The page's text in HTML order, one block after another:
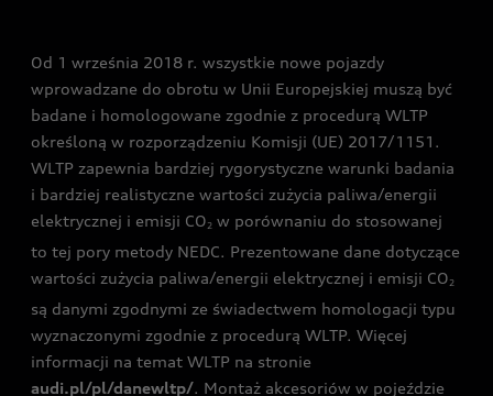
Audi exclusive
Od 1 września 2018 r. wszystkie nowe pojazdy
wprowadzane do obrotu w Unii Europejskiej muszą być
badane i homologowane zgodnie z procedurą WLTP
określoną w rozporządzeniu Komisji (UE) 2017/1151.
WLTP zapewnia bardziej rygorystyczne warunki badania
i bardziej realistyczne wartości zużycia paliwa/energii
elektrycznej i emisji CO2 w porównaniu do stosowanej
to tej pory metody NEDC. Prezentowane dane dotyczące
wartości zużycia paliwa/energii elektrycznej i emisji CO2
są danymi zgodnymi ze świadectwem homologacji typu
wyznaczonymi zgodnie z procedurą WLTP. Więcej
informacji na temat WLTP na stronie
audi.pl/pl/danewltp/. Montaż akcesoriów w pojeździe